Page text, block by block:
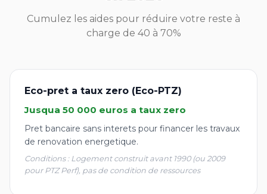
Cumulez les aides pour réduire votre reste à
charge de 40 à 70%
Eco-pret a taux zero (Eco-PTZ)
Jusqua 50 000 euros a taux zero
Pret bancaire sans interets pour financer les travaux
de renovation energetique.
Conditions : Logement construit avant 1990 (ou 2009
pour PTZ Perf), pas de condition de ressources